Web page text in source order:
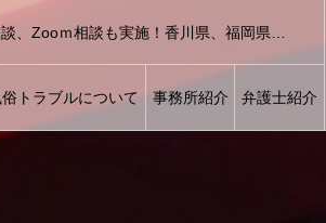
俗トラブルについて 事務所紹介 弁護士紹介
、Zooｍ相談も実施！香川県、福岡県、長